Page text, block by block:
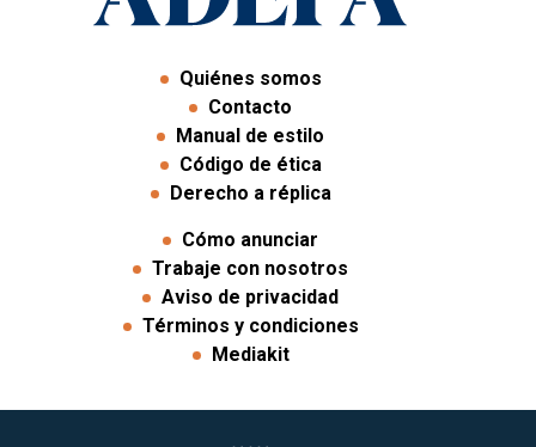
Quiénes somos
Contacto
Manual de estilo
Código de ética
Derecho a réplica
Cómo anunciar
Trabaje con nosotros
Aviso de privacidad
Términos y condiciones
Mediakit